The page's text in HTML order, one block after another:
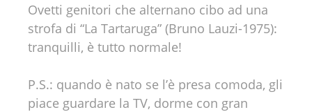
Ovetti genitori che alternano cibo ad una
strofa di “La Tartaruga” (Bruno Lauzi-1975):
tranquilli, è tutto normale!
P.S.: quando è nato se l’è presa comoda, gli
piace guardare la TV, dorme con gran